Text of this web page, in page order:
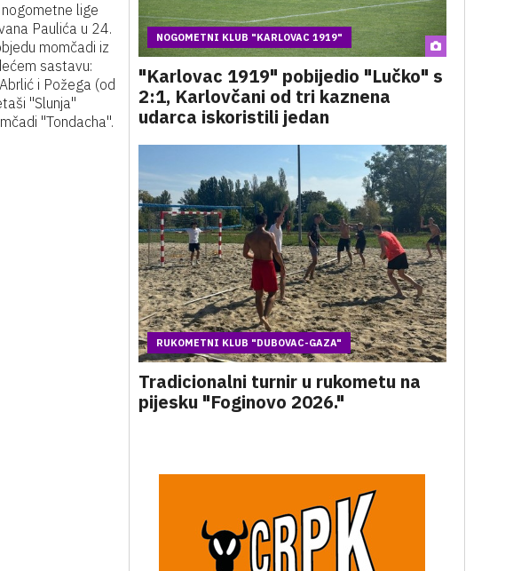
lige
Paulića u 24.
momčadi iz
sastavu:
i Požega (od
"Slunja"
"Tondacha".
NOGOMETNI KLUB "KARLOVAC 1919"
"Karlovac 1919" pobijedio "Lučko" s
2:1, Karlovčani od tri kaznena
udarca iskoristili jedan
RUKOMETNI KLUB "DUBOVAC-GAZA"
Tradicionalni turnir u rukometu na
pijesku "Foginovo 2026."